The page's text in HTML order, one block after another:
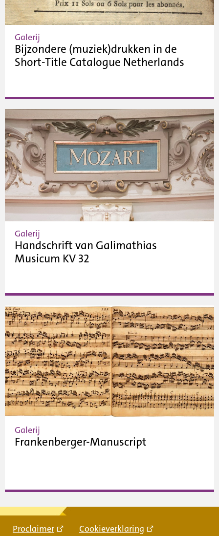
Galerij
Bijzondere (muziek)drukken in de
Short-Title Catalogue Netherlands
Galerij
Handschrift van Galimathias
Musicum KV 32
Galerij
Frankenberger-Manuscript
Proclaimer Cookieverklaring